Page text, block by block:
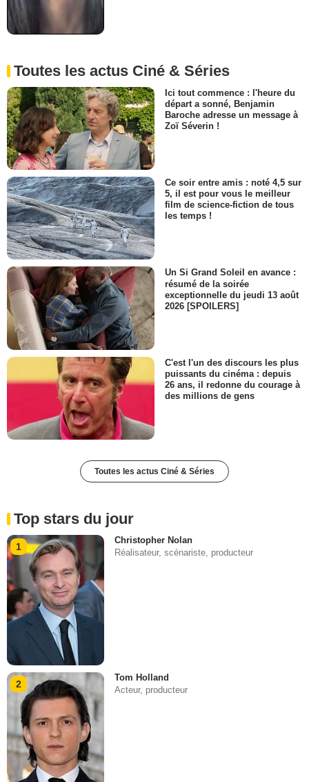
Toutes les actus Ciné & Séries
Ici tout commence : l'heure du
départ a sonné, Benjamin
Baroche adresse un message à
Zoï Séverin !
Ce soir entre amis : noté 4,5 sur
5, il est pour vous le meilleur
film de science-fiction de tous
les temps !
Un Si Grand Soleil en avance :
résumé de la soirée
exceptionnelle du jeudi 13 août
2026 [SPOILERS]
C'est l'un des discours les plus
puissants du cinéma : depuis
26 ans, il redonne du courage à
des millions de gens
Toutes les actus Ciné & Séries
Top stars du jour
1
Christopher Nolan
Réalisateur, scénariste, producteur
2
Tom Holland
Acteur, producteur